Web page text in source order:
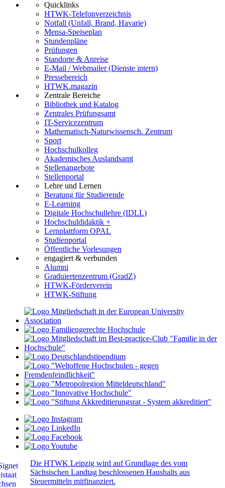
Quicklinks
HTWK-Telefonverzeichnis
Notfall (Unfall, Brand, Havarie)
Mensa-Speiseplan
Stundenpläne
Prüfungen
Standorte & Anreise
E-Mail / Webmailer (Dienste intern)
Pressebereich
HTWK.magazin
Zentrale Bereiche
Bibliothek und Katalog
Zentrales Prüfungsamt
IT-Servicezentrum
Mathematisch-Naturwissensch. Zentrum
Sport
Hochschulkolleg
Akademisches Auslandsamt
Stellenangebote
Stellenportal
Lehre und Lernen
Beratung für Studierende
E-Learning
Digitale Hochschullehre (IDLL)
Hochschuldidaktik +
Lernplattform OPAL
Studienportal
Öffentliche Vorlesungen
engagiert & verbunden
Alumni
Graduiertenzentrum (GradZ)
HTWK-Förderverein
HTWK-Stiftung
Die HTWK Leipzig wird auf Grundlage des vom
Sächsischen Landtag beschlossenen Haushalts aus
Steuermitteln mitfinanziert.